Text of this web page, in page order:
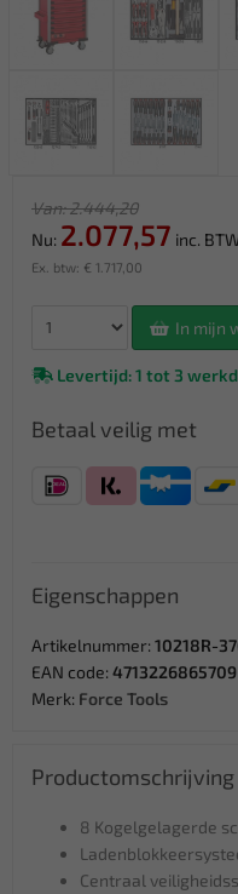
Van: 2.444,20
Nu: 2.077,57 inc.
Ex. btw: € 1.717,00
In mijn
Levertijd: 1 tot 3
Betaal veilig met
Eigenschappen
Artikelnummer: 10218R-
EAN code: 4713226865709
Merk: Force Tools
Productomschrijving
8 Kogelgelagerde
Centraal